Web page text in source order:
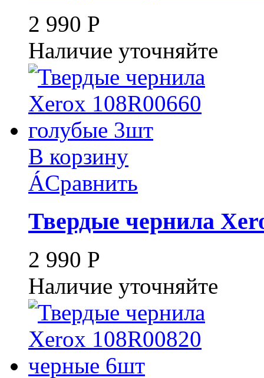
2 990 Р
Наличие уточняйте
В корзину
ÁСравнить
Твердые чернила
2 990 Р
Наличие уточняйте